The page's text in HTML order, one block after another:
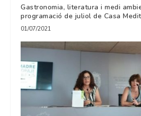
Gastronomia, literatura i medi
programació de juliol de Casa
01/07/2021